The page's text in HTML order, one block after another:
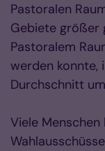
Pastoralen
Gebiete größer
Pastoralem
werden konnte,
Durchschnitt
Viele